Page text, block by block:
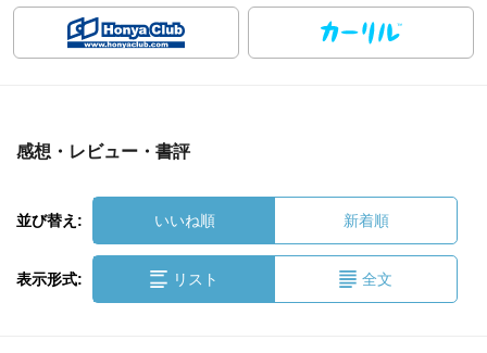
感想・レビュー・書評
並び替え: いいね順 新着順
表示形式: リスト 全文